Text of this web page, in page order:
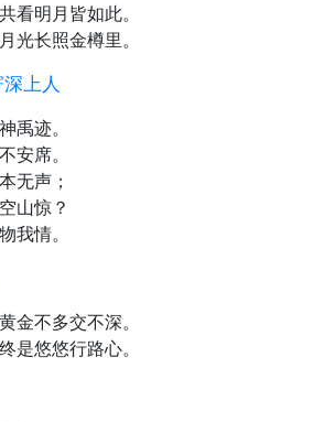
看明月皆如此。
光长照金樽里。
上人
禹迹。
安席。
无声；
山惊？
我情。
金不多交不深。
是悠悠行路心。